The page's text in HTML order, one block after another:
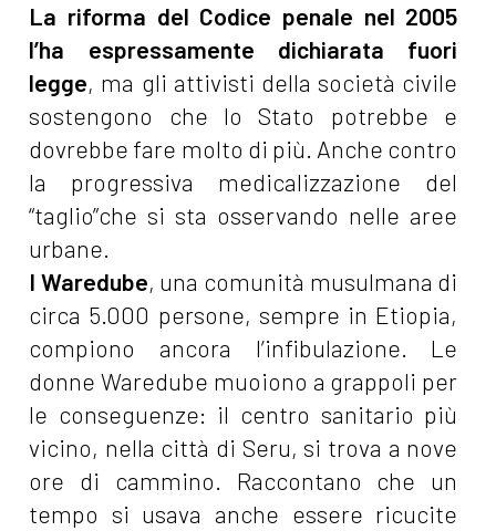
La riforma del Codice penale nel 2005
l’ha espressamente dichiarata fuori
legge, ma gli attivisti della società civile
sostengono che lo Stato potrebbe e
dovrebbe fare molto di più. Anche contro
la progressiva medicalizzazione del
“taglio”che si sta osservando nelle aree
urbane.
I Waredube, una comunità musulmana di
circa 5.000 persone, sempre in Etiopia,
compiono ancora l’infibulazione. Le
donne Waredube muoiono a grappoli per
le conseguenze: il centro sanitario più
vicino, nella città di Seru, si trova a nove
ore di cammino. Raccontano che un
tempo si usava anche essere ricucite